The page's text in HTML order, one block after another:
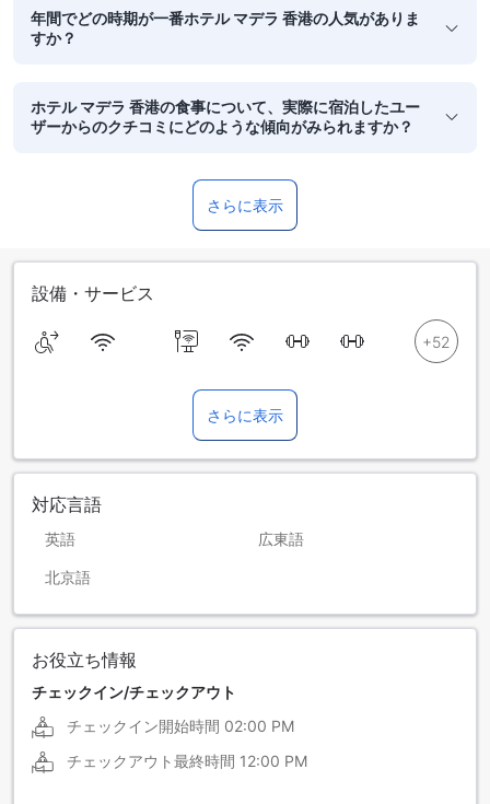
年間でどの時期が一番ホテル マデラ 香港の人気がありま
すか？
ホテル マデラ 香港の食事について、実際に宿泊したユー
ザーからのクチコミにどのような傾向がみられますか？
さらに表示
設備・サービス
さらに表示
対応言語
英語 広東語
北京語
お役立ち情報
チェックイン/チェックアウト
チェックイン開始時間 02:00 PM
チェックアウト最終時間 12:00 PM